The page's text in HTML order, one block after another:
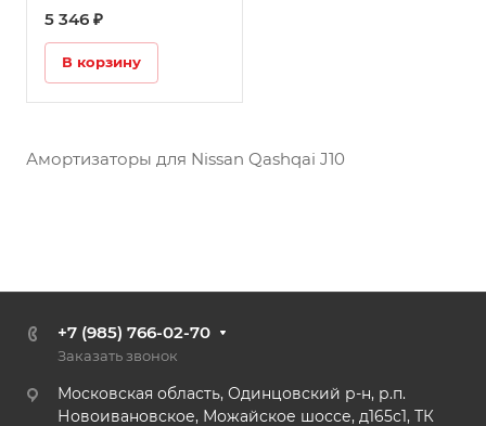
5 346 ₽
В корзину
Амортизаторы для Nissan Qashqai J10
+7 (985) 766-02-70
Заказать звонок
Московская область, Одинцовский р-н, р.п.
Новоивановское, Можайское шоссе, д165с1, ТК